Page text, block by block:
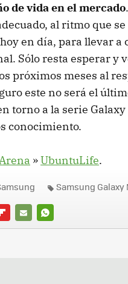
de vida en el mercado
al ritmo que
en día, para llevar a
Sólo resta esperar y
próximos meses al
este no será el
torno a la serie Galaxy
conocimiento.
rena »UbuntuLife.
E-
WHATSAPP
Samsung Galaxy